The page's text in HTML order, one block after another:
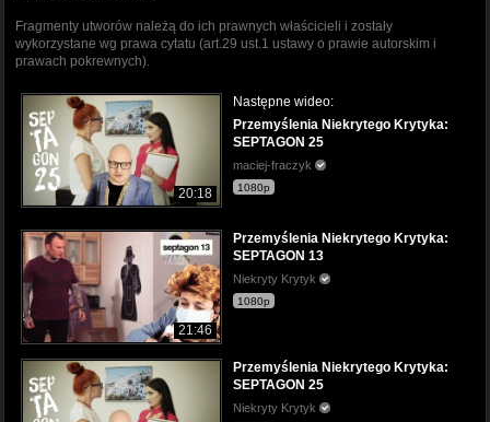
Fragmenty utworów należą do ich prawnych właścicieli i zostały
wykorzystane wg prawa cytatu (art.29 ust.1 ustawy o prawie autorskim i
prawach pokrewnych).
20:18
Następne wideo:
Przemyślenia Niekrytego Krytyka:
SEPTAGON 25
maciej-fraczyk
1080p
21:46
Przemyślenia Niekrytego Krytyka:
SEPTAGON 13
Niekryty Krytyk
1080p
Przemyślenia Niekrytego Krytyka:
SEPTAGON 25
Niekryty Krytyk